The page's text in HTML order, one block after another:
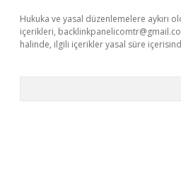
Hukuka ve yasal düzenlemelere aykırı
içerikleri,
halinde, ilgili içerikler yasal süre